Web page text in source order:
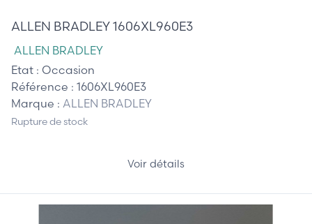
ALLEN BRADLEY 1606XL960E3
ALLEN BRADLEY
Etat : Occasion
Référence : 1606XL960E3
Marque : ALLEN BRADLEY
Rupture de stock
Voir détails